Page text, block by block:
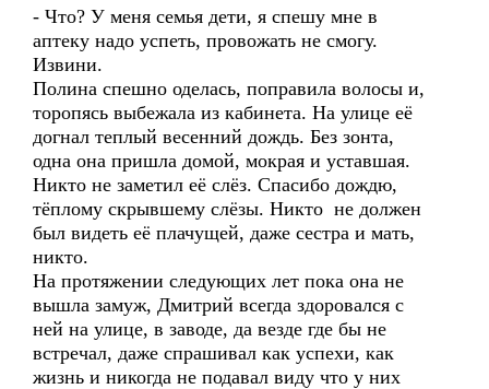
- Что? У меня семья дети, я спешу мне в
аптеку надо успеть, провожать не смогу.
Извини.
Полина спешно оделась, поправила волосы и,
торопясь выбежала из кабинета. На улице её
догнал теплый весенний дождь. Без зонта,
одна она пришла домой, мокрая и уставшая.
Никто не заметил её слёз. Спасибо дождю,
тёплому скрывшему слёзы. Никто не должен
был видеть её плачущей, даже сестра и мать,
никто.
На протяжении следующих лет пока она не
вышла замуж, Дмитрий всегда здоровался с
ней на улице, в заводе, да везде где бы не
встречал, даже спрашивал как успехи, как
жизнь и никогда не подавал виду что у них